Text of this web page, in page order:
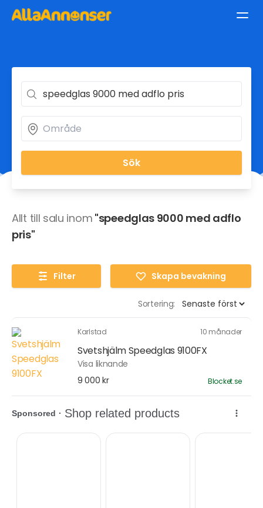
Sök
Allt till salu inom "speedglas 9000 med adflo
pris"
Filter Skapa bevakning
Sortering:
Karlstad 10 månader
Svetshjälm Speedglas 9100FX
Visa liknande
9 000 kr
Blocket.se